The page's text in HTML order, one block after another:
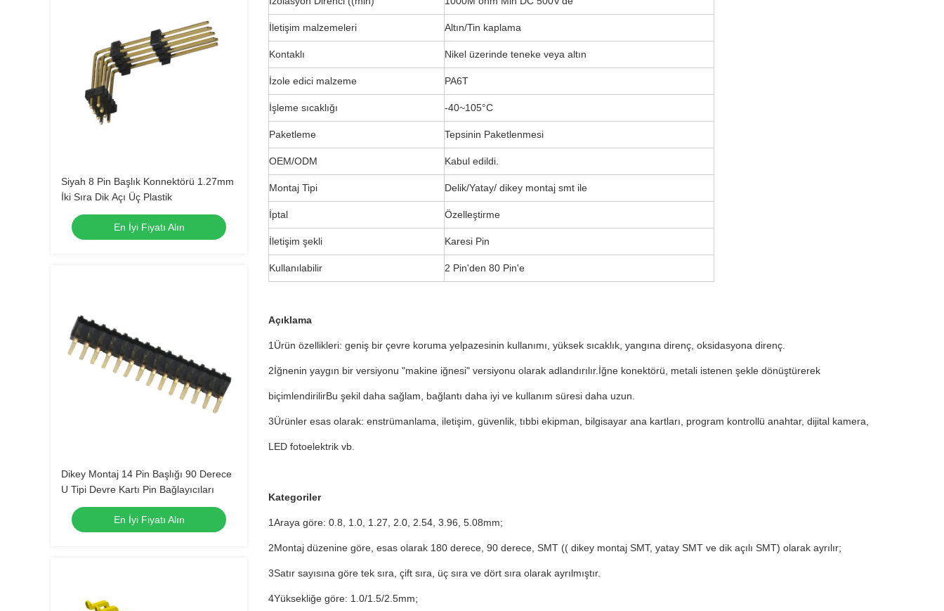
Siyah 8 Pin Başlık Konnektörü 1.27mm
İki Sıra Dik Açı Üç Plastik
En İyi Fiyatı Alın
Dikey Montaj 14 Pin Başlığı 90 Derece
U Tipi Devre Kartı Pin Bağlayıcıları
En İyi Fiyatı Alın
İletişim malzemeleri Altın/Tin kaplama
Kontaklı Nikel üzerinde teneke veya altın
İzole edici malzeme PA6T
İşleme sıcaklığı -40~105°C
Paketleme Tepsinin Paketlenmesi
OEM/ODM Kabul edildi.
Montaj Tipi Delik/Yatay/ dikey montaj smt ile
İptal Özelleştirme
İletişim şekli Karesi Pin
Kullanılabilir 2 Pin'den 80 Pin'e
Açıklama
1Ürün özellikleri: geniş bir çevre koruma yelpazesinin kullanımı, yüksek sıcaklık, yangına direnç, oksidasyona direnç.
2İğnenin yaygın bir versiyonu "makine iğnesi" versiyonu olarak adlandırılır.İğne konektörü, metali istenen şekle dönüştürerek
biçimlendirilirBu şekil daha sağlam, bağlantı daha iyi ve kullanım süresi daha uzun.
3Ürünler esas olarak: enstrümanlama, iletişim, güvenlik, tıbbi ekipman, bilgisayar ana kartları, program kontrollü anahtar, dijital kamera,
LED fotoelektrik vb.
Kategoriler
1Araya göre: 0.8, 1.0, 1.27, 2.0, 2.54, 3.96, 5.08mm;
2Montaj düzenine göre, esas olarak 180 derece, 90 derece, SMT (( dikey montaj SMT, yatay SMT ve dik açılı SMT) olarak ayrılır;
3Satır sayısına göre tek sıra, çift sıra, üç sıra ve dört sıra olarak ayrılmıştır.
4Yüksekliğe göre: 1.0/1.5/2.5mm;